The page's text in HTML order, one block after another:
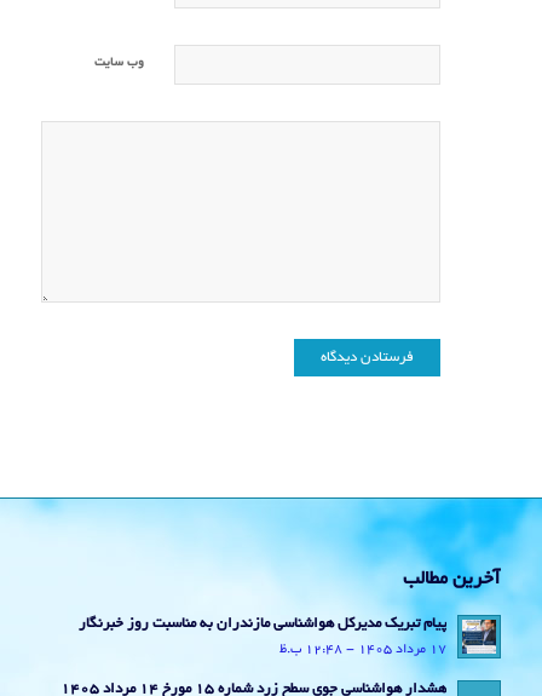
وب‌ سایت
آخرین مطالب
پیام تبریک مدیرکل هواشناسی مازندران به مناسبت روز خبرنگار
17 مرداد 1405 - 12:48 ب.ظ
هشدار هواشناسی جوی سطح زرد شماره 15 مورخ 14 مرداد 1405